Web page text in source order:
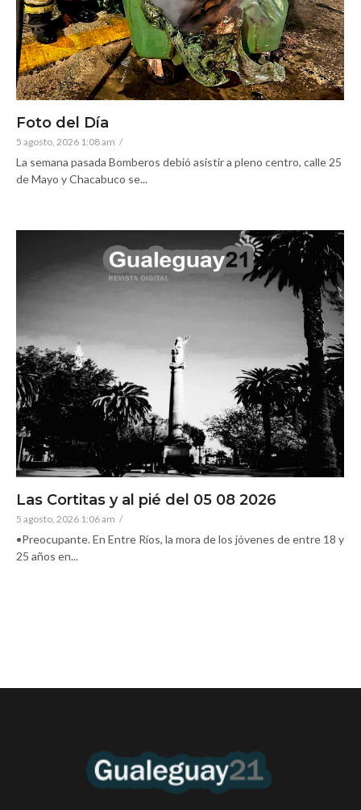
Foto del Día
5 agosto, 2026 1:08 am /
La semana pasada Bomberos debió asistir a pleno centro, calle 25
de Mayo y Chacabuco se...
Las Cortitas y al pié del 05 08 2026
5 agosto, 2026 1:06 am /
•Preocupante. En Entre Ríos, la mora de los jóvenes de entre 18 y
25 años en...